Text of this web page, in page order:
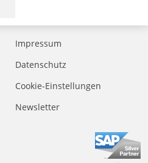
Impressum
Datenschutz
Cookie-Einstellungen
Newsletter